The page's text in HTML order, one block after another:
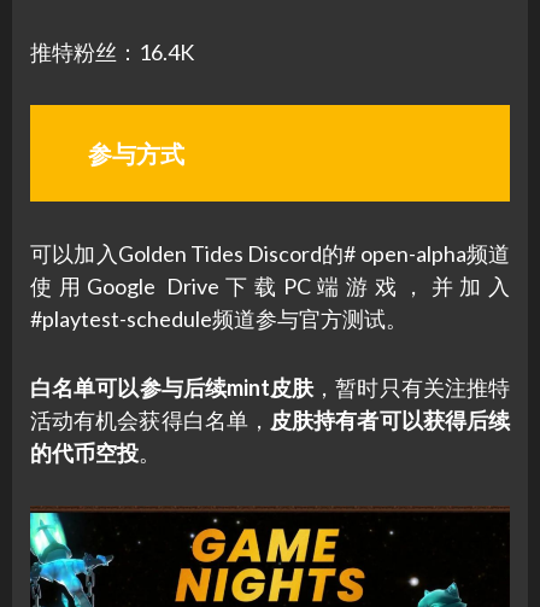
推特粉丝：16.4K
参与方式
可以加入Golden Tides Discord的# open-alpha频道
使用Google Drive下载PC端游戏，并加入
#playtest-schedule频道参与官方测试。
白名单可以参与后续mint皮肤，暂时只有关注推特
活动有机会获得白名单， 皮肤持有者可以获得后续
的代币空投。